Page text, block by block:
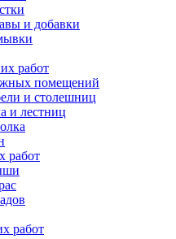
и добавки
работ
помещений
и столешниц
и лестниц
работ
работ